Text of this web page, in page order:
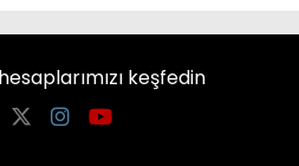
keşfedin